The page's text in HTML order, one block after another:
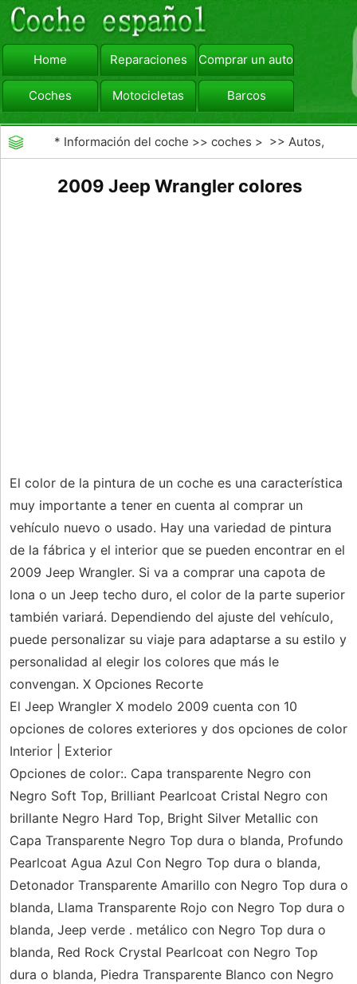
Home Reparaciones Comprar un automóvil
Coches Motocicletas Barcos
viajar Camiones
* Información del coche >>coches > >>Autos,
2009 Jeep Wrangler colores
El color de la pintura de un coche es una característica
muy importante a tener en cuenta al comprar un
vehículo nuevo o usado. Hay una variedad de pintura
de la fábrica y el interior que se pueden encontrar en el
2009 Jeep Wrangler. Si va a comprar una capota de
lona o un Jeep techo duro, el color de la parte superior
también variará. Dependiendo del ajuste del vehículo,
puede personalizar su viaje para adaptarse a su estilo y
personalidad al elegir los colores que más le
convengan. X Opciones Recorte
El Jeep Wrangler X modelo 2009 cuenta con 10
opciones de colores exteriores y dos opciones de color
Interior | Exterior
Opciones de color:. Capa transparente Negro con
Negro Soft Top, Brilliant Pearlcoat Cristal Negro con
brillante Negro Hard Top, Bright Silver Metallic con
Capa Transparente Negro Top dura o blanda, Profundo
Pearlcoat Agua Azul Con Negro Top dura o blanda,
Detonador Transparente Amarillo con Negro Top dura o
blanda, Llama Transparente Rojo con Negro Top dura o
blanda, Jeep verde . metálico con Negro Top dura o
blanda, Red Rock Crystal Pearlcoat con Negro Top
dura o blanda, Piedra Transparente Blanco con Negro